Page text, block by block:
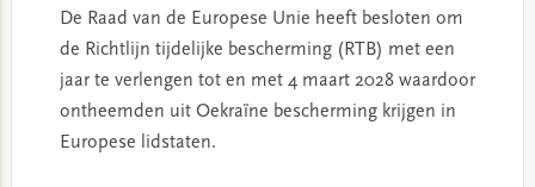
De Raad van de Europese Unie heeft besloten om
de Richtlijn tijdelijke bescherming (RTB) met een
jaar te verlengen tot en met 4 maart 2028 waardoor
ontheemden uit Oekraïne bescherming krijgen in
Europese lidstaten.